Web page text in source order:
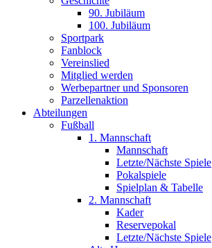
90. Jubiläum
100. Jubiläum
Sportpark
Fanblock
Vereinslied
Mitglied werden
Werbepartner und Sponsoren
Parzellenaktion
Abteilungen
Fußball
1. Mannschaft
Mannschaft
Letzte/Nächste Spiele
Pokalspiele
Spielplan & Tabelle
2. Mannschaft
Kader
Reservepokal
Letzte/Nächste Spiele